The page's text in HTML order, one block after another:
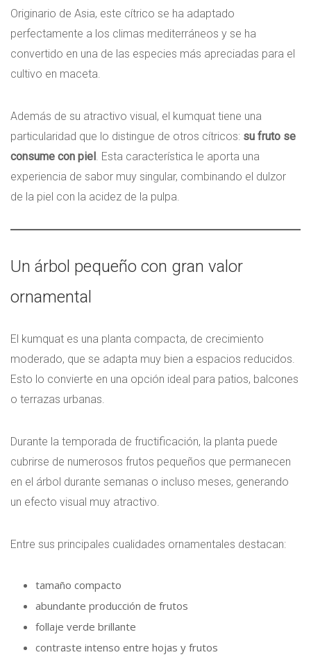
Originario de Asia, este cítrico se ha adaptado
perfectamente a los climas mediterráneos y se ha
convertido en una de las especies más apreciadas para el
cultivo en maceta.
Además de su atractivo visual, el kumquat tiene una
particularidad que lo distingue de otros cítricos: su fruto se
consume con piel. Esta característica le aporta una
experiencia de sabor muy singular, combinando el dulzor
de la piel con la acidez de la pulpa.
Un árbol pequeño con gran valor
ornamental
El kumquat es una planta compacta, de crecimiento
moderado, que se adapta muy bien a espacios reducidos.
Esto lo convierte en una opción ideal para patios, balcones
o terrazas urbanas.
Durante la temporada de fructificación, la planta puede
cubrirse de numerosos frutos pequeños que permanecen
en el árbol durante semanas o incluso meses, generando
un efecto visual muy atractivo.
Entre sus principales cualidades ornamentales destacan:
tamaño compacto
abundante producción de frutos
follaje verde brillante
contraste intenso entre hojas y frutos